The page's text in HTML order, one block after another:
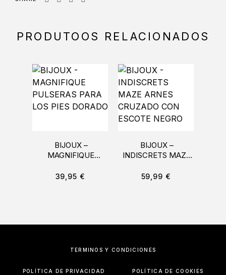
PRODUTOOS RELACIONADOS
BIJOUX –
MAGNIFIQUE
LOS PIES DORADO
39,95 €
BIJOUX –
INDISCRETS MAZE
CON ESCOTE
59,99 €
TÉRMINOS Y CONDICIONES
POLÍTICA DE PRIVACIDAD POLÍTICA DE COOKIES